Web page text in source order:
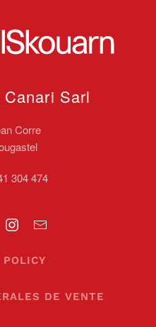
Sarl
Corre
304 474
POLICY
DE VENTE